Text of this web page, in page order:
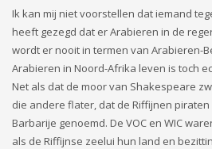
Ik kan mij niet voorstellen dat iemand
heeft gezegd dat er Arabieren in de
wordt er nooit in termen van Arabieren-
Arabieren in Noord-Afrika leven is toch
Net als dat de moor van Shakespeare
die andere flater, dat de Riffijnen
Barbarije genoemd. De VOC en WIC
als de Riffijnse zeelui hun land en